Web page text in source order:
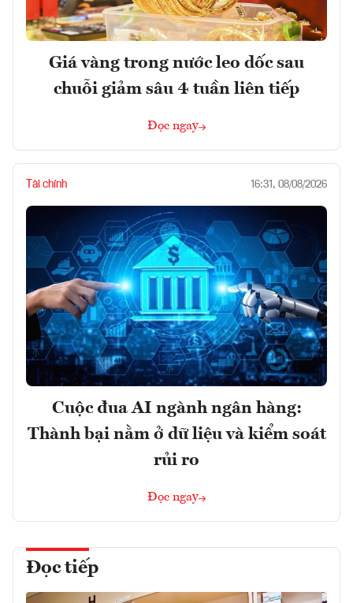
Giá vàng trong nước leo dốc sau
chuỗi giảm sâu 4 tuần liên tiếp
Đọc ngay
Tài chính 16:31, 08/08/2026
Cuộc đua AI ngành ngân hàng:
Thành bại nằm ở dữ liệu và kiểm soát
rủi ro
Đọc ngay
Đọc tiếp